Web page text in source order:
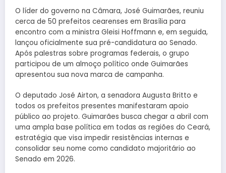
O líder do governo na Câmara, José Guimarães, reuniu
cerca de 50 prefeitos cearenses em Brasília para
encontro com a ministra Gleisi Hoffmann e, em seguida,
lançou oficialmente sua pré-candidatura ao Senado.
Após palestras sobre programas federais, o grupo
participou de um almoço político onde Guimarães
apresentou sua nova marca de campanha.
O deputado José Airton, a senadora Augusta Britto e
todos os prefeitos presentes manifestaram apoio
público ao projeto. Guimarães busca chegar a abril com
uma ampla base política em todas as regiões do Ceará,
estratégia que visa impedir resistências internas e
consolidar seu nome como candidato majoritário ao
Senado em 2026.